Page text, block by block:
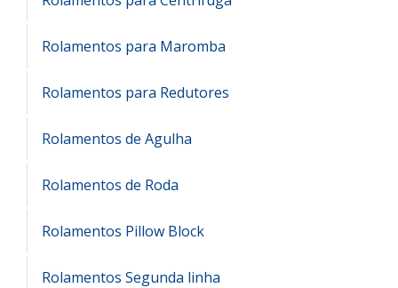
Rolamentos para Maromba
Rolamentos para Redutores
Rolamentos de Agulha
Rolamentos de Roda
Rolamentos Pillow Block
Rolamentos Segunda linha